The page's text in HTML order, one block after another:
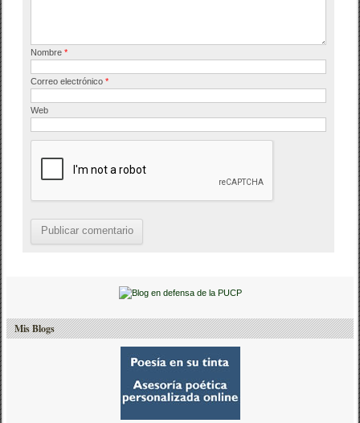
Nombre*
Correo electrónico*
Web
Mis Blogs